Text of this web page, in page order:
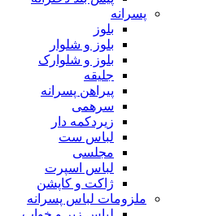
پسرانه
بلوز
بلوز و شلوار
بلوز و شلوارک
جلیقه
پیراهن پسرانه
سرهمی
زیردکمه دار
لباس ست
مجلسی
لباس اسپرت
ژاکت و کاپشن
ملزومات لباس پسرانه